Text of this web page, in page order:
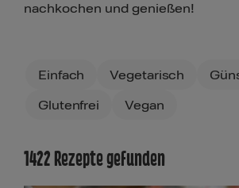
nachkochen und genießen!
Einfach Vegetarisch
Glutenfrei
Vegan
1422 Rezepte gefunden